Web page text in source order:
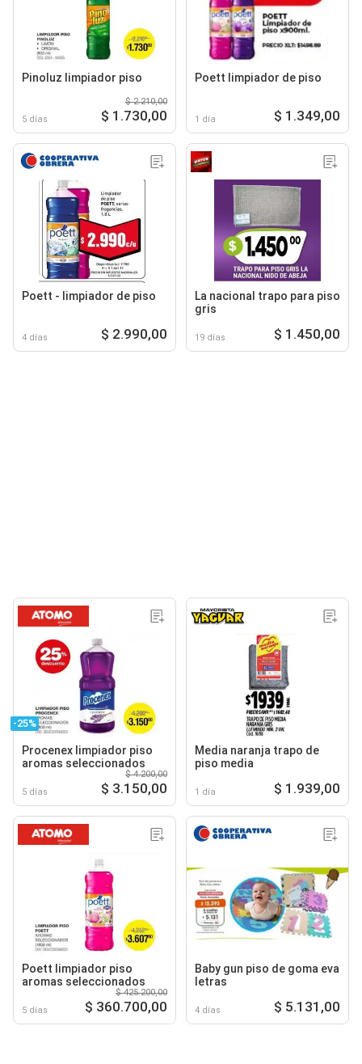
Pinoluz limpiador piso
5 días
$ 2.210,00
$ 1.730,00
Poett limpiador de piso
1 día $ 1.349,00
Poett - limpiador de piso
4 días $ 2.990,00
La nacional trapo para piso
gris
19 días $ 1.450,00
-25%
Procenex limpiador piso
aromas seleccionados
5 días
$ 4.200,00
$ 3.150,00
Media naranja trapo de
piso media
1 día $ 1.939,00
Poett limpiador piso
aromas seleccionados
5 días
$ 425.200,00
$ 360.700,00
Baby gun piso de goma eva
letras
4 días $ 5.131,00